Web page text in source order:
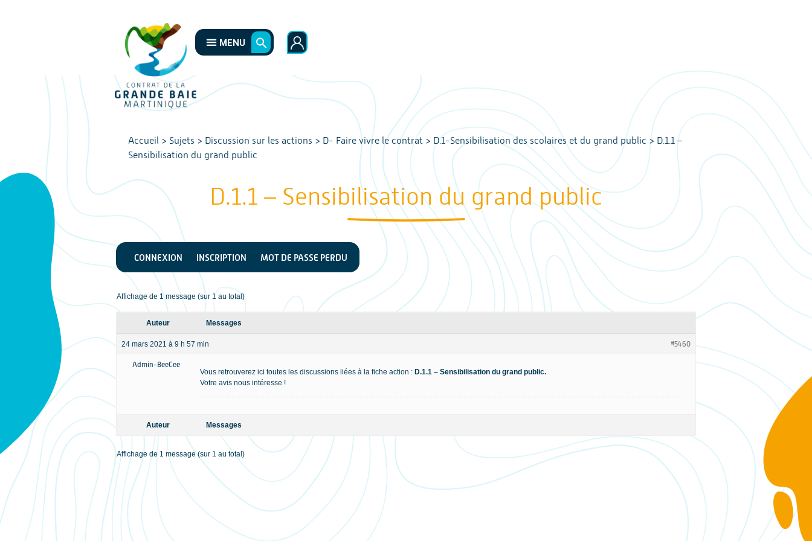
MENU
Accueil > Sujets > Discussion sur les actions > D- Faire vivre le contrat > D.1-Sensibilisation des scolaires et du grand public > D.1.1 –
Sensibilisation du grand public
D.1.1 – Sensibilisation du grand public
CONNEXION INSCRIPTION MOT DE PASSE PERDU
Affichage de 1 message (sur 1 au total)
Auteur Messages
24 mars 2021 à 9 h 57 min #5460
Admin-BeeCee
Vous retrouverez ici toutes les discussions liées à la fiche action : D.1.1 – Sensibilisation du grand public.
Votre avis nous intéresse !
Auteur Messages
Affichage de 1 message (sur 1 au total)